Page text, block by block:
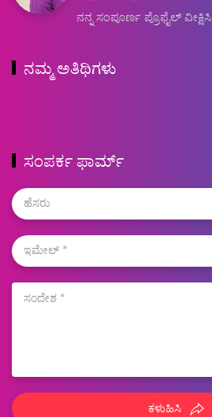
ನನ್ನ ಸಂಪೂರ್ಣ ಪ್ರೊಫೈಲ್ ವೀಕ್ಷಿಸಿ
ನಮ್ಮ ಅತಿಥಿಗಳು
ಸಂಪರ್ಕ ಫಾರ್ಮ್
ಕಳುಹಿಸಿ